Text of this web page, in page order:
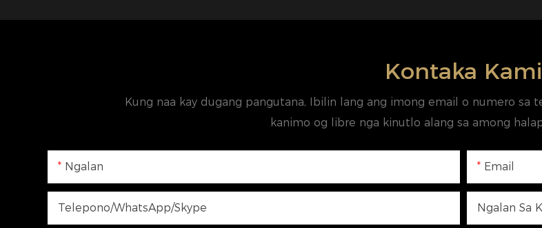
Kontaka Kami
Kung naa kay dugang pangutana, Ibilin lang ang imong email o numero
kanimo og libre nga kinutlo alang sa among
Ngalan Email
Telepono/WhatsApp/Skype Ngalan Sa